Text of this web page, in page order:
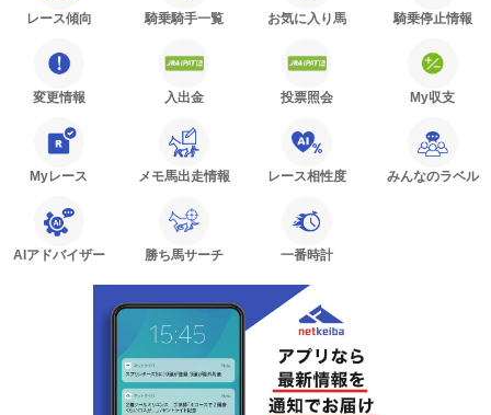
レース傾向 騎乗騎手一覧 お気に入り馬 騎乗停止情報
変更情報 入出金 投票照会 My収支
Myレース メモ馬出走情報 レース相性度 みんなのラベル
AIアドバイザー 勝ち馬サーチ 一番時計